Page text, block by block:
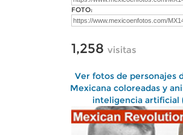
FOTO:
1,258 visitas
Ver fotos de personajes
Mexicana coloreadas y
inteligencia artificial